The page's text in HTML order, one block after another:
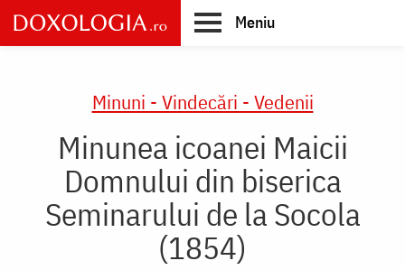
Skip
to
main
Meniu
Minuni - Vindecări - Vedenii
Minunea icoanei Maicii
Domnului din biserica
Seminarului de la Socola
(1854)